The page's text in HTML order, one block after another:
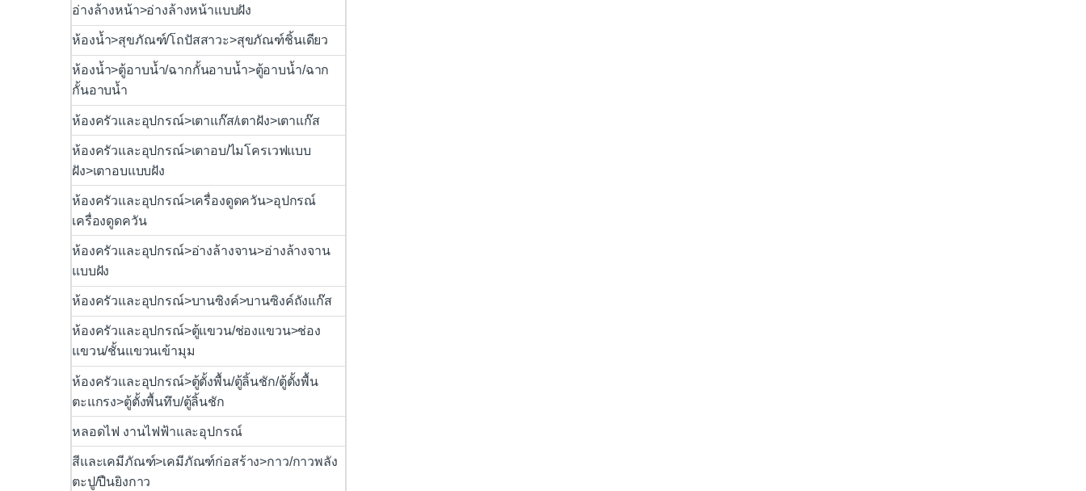
อ่างล้างหน้า>อ่างล้างหน้าแบบฝัง
ห้องน้ำ>สุขภัณฑ์/โถปัสสาวะ>สุขภัณฑ์ชิ้นเดียว
ห้องน้ำ>ตู้อาบน้ำ/ฉากกั้นอาบน้ำ>ตู้อาบน้ำ/ฉาก
กั้นอาบน้ำ
ห้องครัวและอุปกรณ์>เตาแก๊ส/เตาฝัง>เตาแก๊ส
ห้องครัวและอุปกรณ์>เตาอบ/ไมโครเวฟแบบ
ฝัง>เตาอบแบบฝัง
ห้องครัวและอุปกรณ์>เครื่องดูดควัน>อุปกรณ์
เครื่องดูดควัน
ห้องครัวและอุปกรณ์>อ่างล้างจาน>อ่างล้างจาน
แบบฝัง
ห้องครัวและอุปกรณ์>บานซิงค์>บานซิงค์ถังแก๊ส
ห้องครัวและอุปกรณ์>ตู้แขวน/ช่องแขวน>ช่อง
แขวน/ชั้นแขวนเข้ามุม
ห้องครัวและอุปกรณ์>ตู้ตั้งพื้น/ตู้ลิ้นชัก/ตู้ตั้งพื้น
ตะแกรง>ตู้ตั้งพื้นทึบ/ตู้ลิ้นชัก
หลอดไฟ งานไฟฟ้าและอุปกรณ์
สีและเคมีภัณฑ์>เคมีภัณฑ์ก่อสร้าง>กาว/กาวพลัง
ตะปู/ปืนยิงกาว